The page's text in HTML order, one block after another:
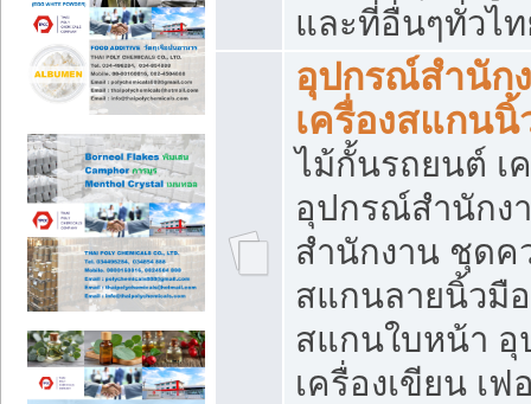
และที่อื่นๆทั่วไ
อุปกรณ์สำนัก
เครื่องสแกนนิ้
ไม้กั้นรถยนต์ เ
อุปกรณ์สำนักง
สำนักงาน ชุดค
สแกนลายนิ้วมื
สแกนใบหน้า
เครื่องเขียน เ